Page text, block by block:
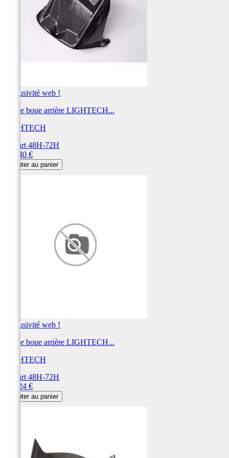
Exclusivité web !
Garde boue arrière LIGHTECH...
LIGHTECH
Départ 48H-72H
194,40 €
Ajouter au panier
Exclusivité web !
Garde boue arrière LIGHTECH...
LIGHTECH
Départ 48H-72H
189,24 €
Ajouter au panier